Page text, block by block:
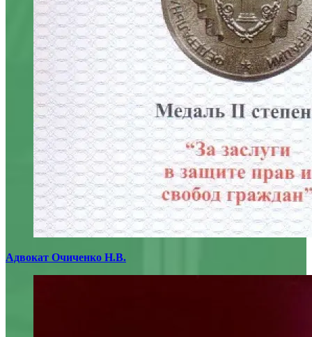
Адвокат Очиченко Н.В.